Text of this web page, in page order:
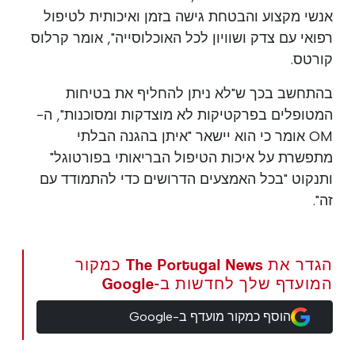
אנשי מקצוע והבטחת גישה בזמן ואיכותית לטיפול
רפואי עם צדק ושוויון לכל האוכלוסייה", אומר קרלוס
קורטס.
בהתחשב בכך ש"לא ניתן להחליף את בטיחות
המטופלים בפרקטיקות לא מוצדקות ומסוכנות", ה-
OM אומר כי הוא יישאר "איתן בהגנה הבלתי
מתפשרת על איכות הטיפול הבריאותי בפורטוגל"
ותנקוט "בכל האמצעים הדרושים כדי להתמודד עם
זה".
הגדר את The Portugal News כמקור
המועדף שלך לחדשות ב-Google
הוסף כמקור מועדף ב-Google